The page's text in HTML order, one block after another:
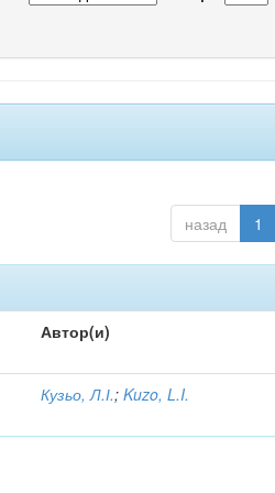
назад 1
Автор(и)
Кузьо, Л.І.;Kuzo, L.I.